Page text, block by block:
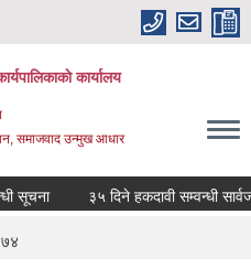
कार्यालय
समाजवाद उन्मुख आधार
३५ दिने हकदावी सम्वन्धी